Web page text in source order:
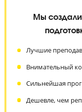
Мы
Лучшие